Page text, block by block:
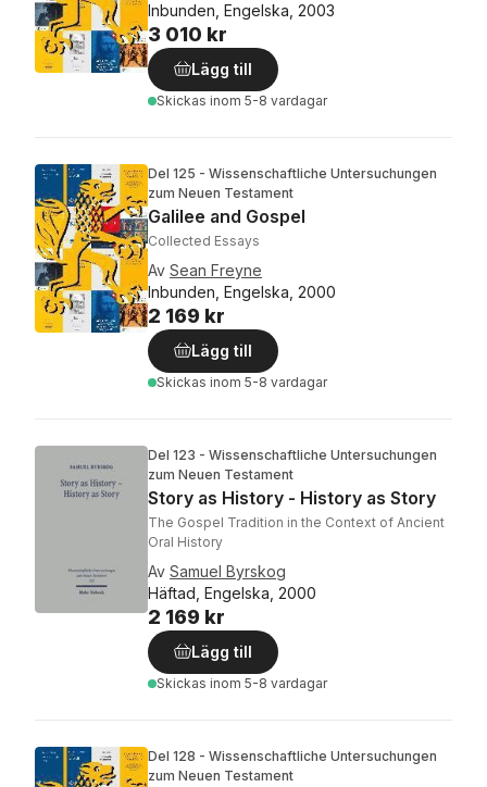
Inbunden, Engelska, 2003
3 010 kr
Lägg till
Skickas inom 5-8 vardagar
Del 125 - Wissenschaftliche Untersuchungen
zum Neuen Testament
Galilee and Gospel
Collected Essays
Av Sean Freyne
Inbunden, Engelska, 2000
2 169 kr
Lägg till
Skickas inom 5-8 vardagar
Del 123 - Wissenschaftliche Untersuchungen
zum Neuen Testament
Story as History - History as Story
The Gospel Tradition in the Context of Ancient
Oral History
Av Samuel Byrskog
Häftad, Engelska, 2000
2 169 kr
Lägg till
Skickas inom 5-8 vardagar
Del 128 - Wissenschaftliche Untersuchungen
zum Neuen Testament